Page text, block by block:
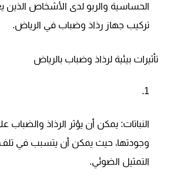
الحساسية والربو لدى الأشخاص الذين
تركيب جهاز رذاذ وضباب في الرياض.
تأثيرات بيئية لرذاذ وضباب بالرياض
النباتات: يمكن أن يؤثر الرذاذ والضباب
وجودتها، حيث يمكن أن يتسبب في تلف
التمثيل الضوئي.